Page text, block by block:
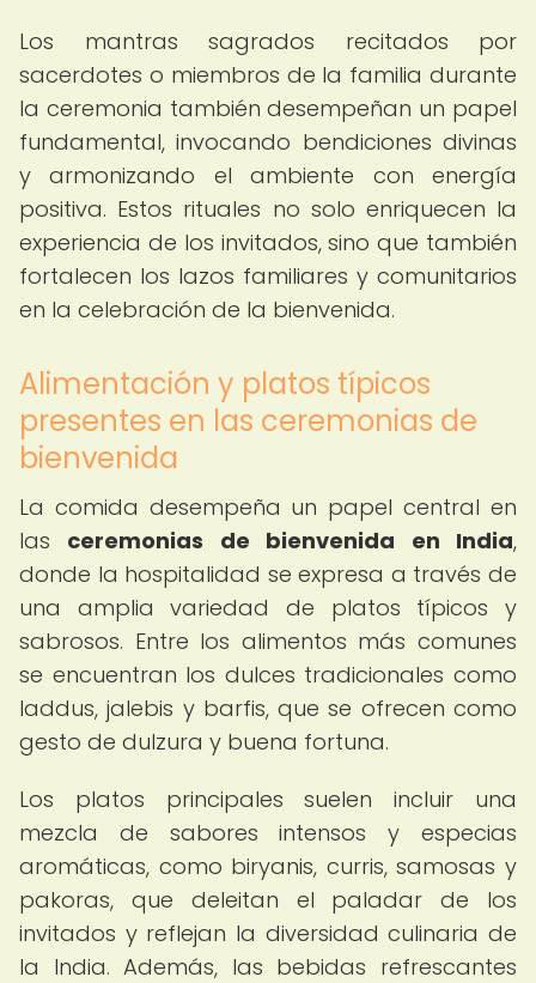
Los mantras sagrados recitados por
sacerdotes o miembros de la familia durante
la ceremonia también desempeñan un papel
fundamental, invocando bendiciones divinas
y armonizando el ambiente con energía
positiva. Estos rituales no solo enriquecen la
experiencia de los invitados, sino que también
fortalecen los lazos familiares y comunitarios
en la celebración de la bienvenida.
Alimentación y platos típicos
presentes en las ceremonias de
bienvenida
La comida desempeña un papel central en
las ceremonias de bienvenida en India,
donde la hospitalidad se expresa a través de
una amplia variedad de platos típicos y
sabrosos. Entre los alimentos más comunes
se encuentran los dulces tradicionales como
laddus, jalebis y barfis, que se ofrecen como
gesto de dulzura y buena fortuna.
Los platos principales suelen incluir una
mezcla de sabores intensos y especias
aromáticas, como biryanis, curris, samosas y
pakoras, que deleitan el paladar de los
invitados y reflejan la diversidad culinaria de
la India. Además, las bebidas refrescantes